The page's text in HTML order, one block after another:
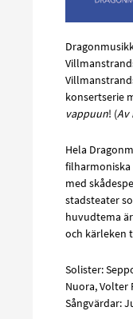
konsertserie
vappuun! (Av
Hela
filharmoniska
med
stadsteater
huvudtema
och kärleken
Solister:
Nuora, Volter
Sångvärdar: